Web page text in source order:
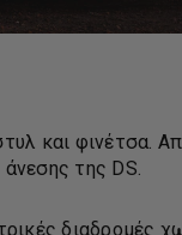
και φινέτσα.
της DS.
διαδρομές